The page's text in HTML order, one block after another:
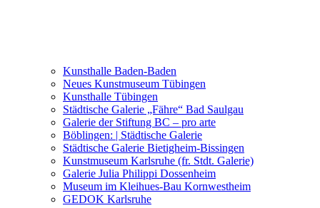
Was seither geschah
Kunstwettbewerbe, Ausschreibungen für Künstler
Kunsthalle Baden-Baden
Neues Kunstmuseum Tübingen
Kunsthalle Tübingen
Städtische Galerie „Fähre“ Bad Saulgau
Galerie der Stiftung BC – pro arte
Böblingen: | Städtische Galerie
Städtische Galerie Bietigheim-Bissingen
Kunstmuseum Karlsruhe (fr. Stdt. Galerie)
Galerie Julia Philippi Dossenheim
Museum im Kleihues-Bau Kornwestheim
GEDOK Karlsruhe